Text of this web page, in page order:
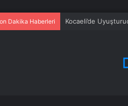
Dakika Haberleri Kocaeli’de